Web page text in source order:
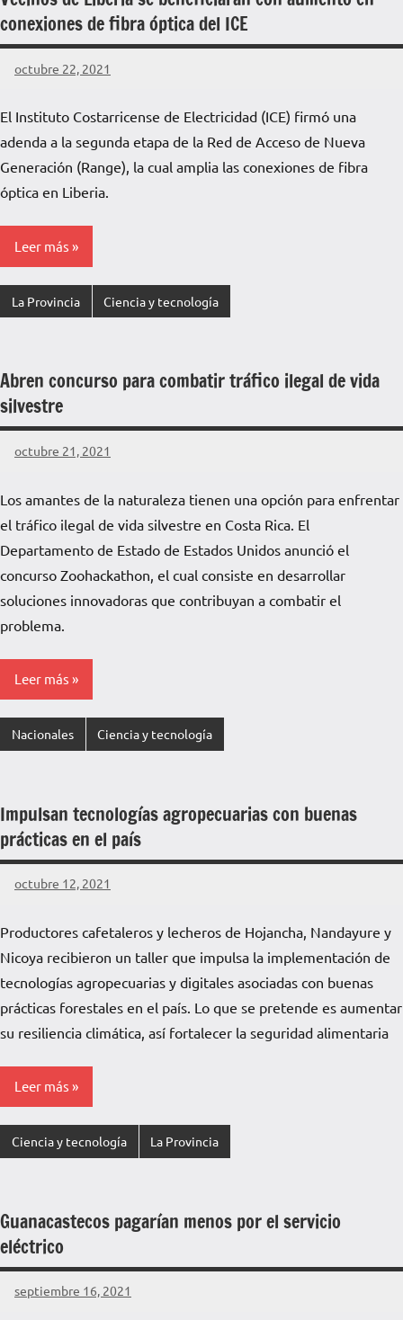
conexiones de fibra óptica del ICE
octubre 22, 2021
La
de
La
Pampa
El Instituto Costarricense de Electricidad (ICE) firmó una
adenda a la segunda etapa de la Red de Acceso de Nueva
Generación (Range), la cual amplia las conexiones de fibra
óptica en Liberia.
Leer más
La Provincia Ciencia y tecnología
Abren concurso para combatir tráfico ilegal de vida
silvestre
octubre 21, 2021
La
de
La
Pampa
Los amantes de la naturaleza tienen una opción para enfrentar
el tráfico ilegal de vida silvestre en Costa Rica. El
Departamento de Estado de Estados Unidos anunció el
concurso Zoohackathon, el cual consiste en desarrollar
soluciones innovadoras que contribuyan a combatir el
problema.
Leer más
Nacionales Ciencia y tecnología
Impulsan tecnologías agropecuarias con buenas
prácticas en el país
octubre 12, 2021
La
de
La
Pampa
Productores cafetaleros y lecheros de Hojancha, Nandayure y
Nicoya recibieron un taller que impulsa la implementación de
tecnologías agropecuarias y digitales asociadas con buenas
prácticas forestales en el país. Lo que se pretende es aumentar
su resiliencia climática, así fortalecer la seguridad alimentaria
Leer más
Ciencia y tecnología La Provincia
Guanacastecos pagarían menos por el servicio
eléctrico
septiembre 16, 2021
La